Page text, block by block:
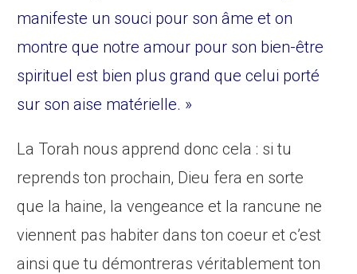
manifeste un souci pour son âme et on
montre que notre amour pour son bien-être
spirituel est bien plus grand que celui porté
sur son aise matérielle. »
La Torah nous apprend donc cela : si tu
reprends ton prochain, Dieu fera en sorte
que la haine, la vengeance et la rancune ne
viennent pas habiter dans ton coeur et c’est
ainsi que tu démontreras véritablement ton